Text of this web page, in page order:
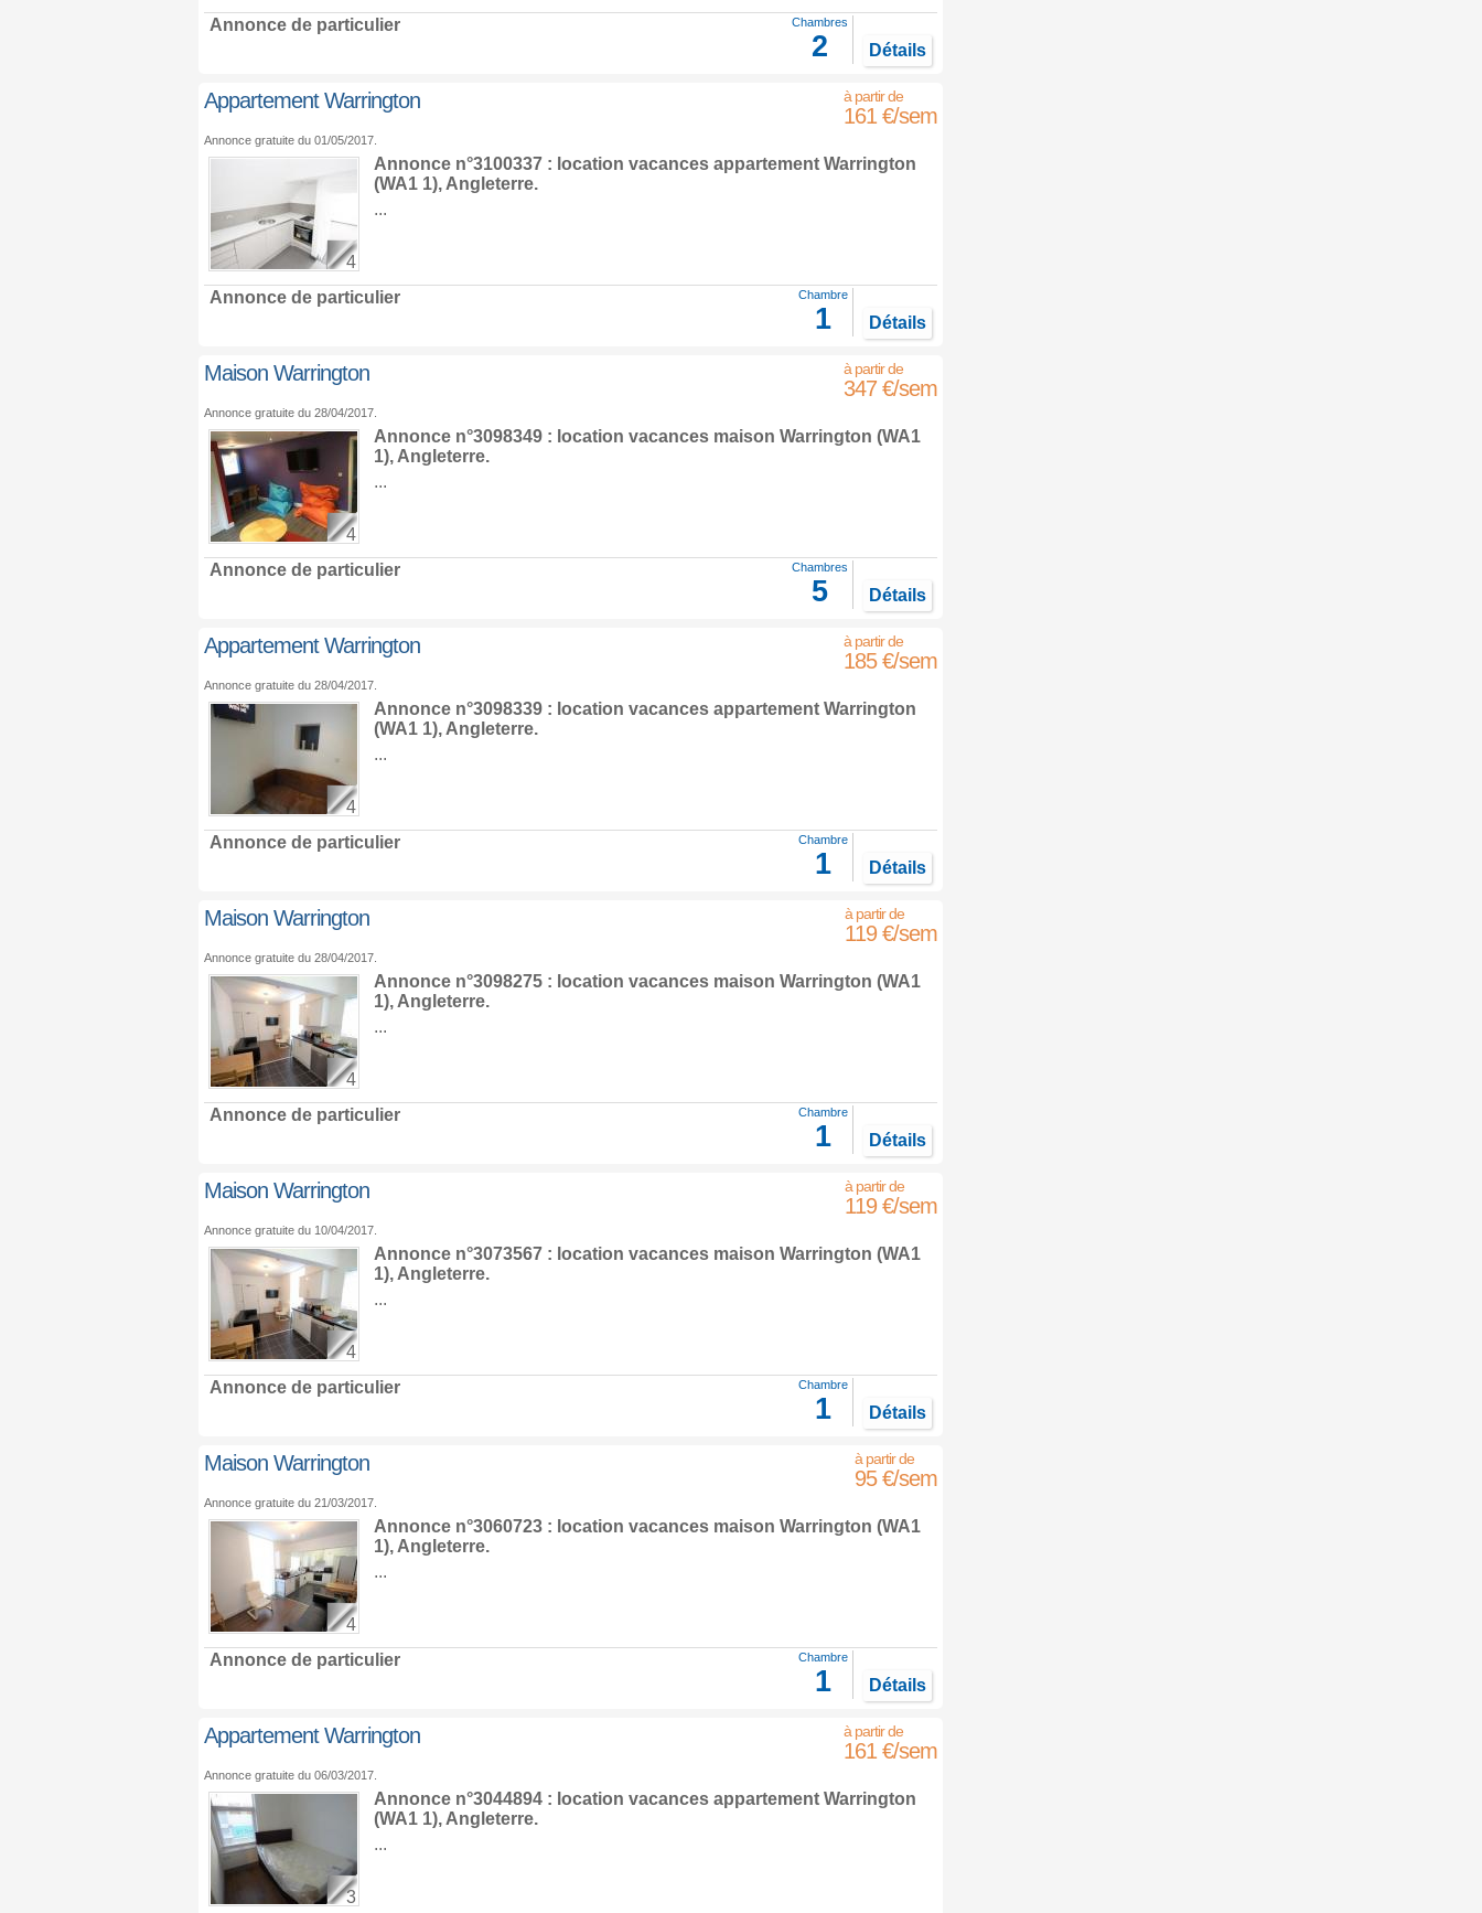
Annonce de particulier Chambres
2 Détails
Appartement Warrington
161 €/sem
Annonce gratuite du 01/05/2017.
4
Annonce n°3100337 : location vacances appartement Warrington
(WA1 1), Angleterre.
...
Annonce de particulier Chambre
1 Détails
Maison Warrington
347 €/sem
Annonce gratuite du 28/04/2017.
4
Annonce n°3098349 : location vacances maison Warrington (WA1
1), Angleterre.
...
Annonce de particulier Chambres
5 Détails
Appartement Warrington
185 €/sem
Annonce gratuite du 28/04/2017.
4
Annonce n°3098339 : location vacances appartement Warrington
(WA1 1), Angleterre.
...
Annonce de particulier Chambre
1 Détails
Maison Warrington
119 €/sem
Annonce gratuite du 28/04/2017.
4
Annonce n°3098275 : location vacances maison Warrington (WA1
1), Angleterre.
...
Annonce de particulier Chambre
1 Détails
Maison Warrington
119 €/sem
Annonce gratuite du 10/04/2017.
4
Annonce n°3073567 : location vacances maison Warrington (WA1
1), Angleterre.
...
Annonce de particulier Chambre
1 Détails
Maison Warrington
95 €/sem
Annonce gratuite du 21/03/2017.
4
Annonce n°3060723 : location vacances maison Warrington (WA1
1), Angleterre.
...
Annonce de particulier Chambre
1 Détails
Appartement Warrington
161 €/sem
Annonce gratuite du 06/03/2017.
3
Annonce n°3044894 : location vacances appartement Warrington
(WA1 1), Angleterre.
...